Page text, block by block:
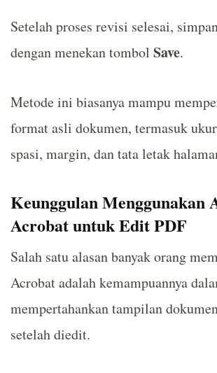
Setelah proses revisi selesai,
dengan menekan tombol Save.
Metode ini biasanya mampu
format asli dokumen, termasuk
spasi, margin, dan tata letak
Keunggulan Menggunakan
Acrobat untuk Edit PDF
Salah satu alasan banyak orang
Acrobat adalah kemampuannya
mempertahankan tampilan
setelah diedit.